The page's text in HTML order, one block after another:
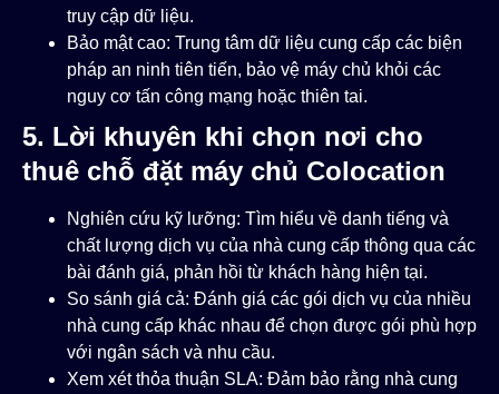
truy cập dữ liệu.
Bảo mật cao: Trung tâm dữ liệu cung cấp các biện
pháp an ninh tiên tiến, bảo vệ máy chủ khỏi các
nguy cơ tấn công mạng hoặc thiên tai.
5. Lời khuyên khi chọn nơi cho
thuê chỗ đặt máy chủ Colocation
Nghiên cứu kỹ lưỡng: Tìm hiểu về danh tiếng và
chất lượng dịch vụ của nhà cung cấp thông qua các
bài đánh giá, phản hồi từ khách hàng hiện tại.
So sánh giá cả: Đánh giá các gói dịch vụ của nhiều
nhà cung cấp khác nhau để chọn được gói phù hợp
với ngân sách và nhu cầu.
Xem xét thỏa thuận SLA: Đảm bảo rằng nhà cung